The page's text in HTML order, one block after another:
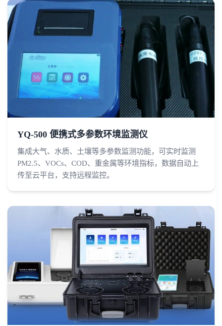
YQ-500 便携式多参数环境监测仪
集成大气、水质、土壤等多参数监测功能，可实时监测
PM2.5、VOCs、COD、重金属等环境指标，数据自动上
传至云平台，支持远程监控。